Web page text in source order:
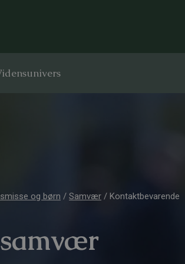
og børn / Samvær / Kontaktbevarende